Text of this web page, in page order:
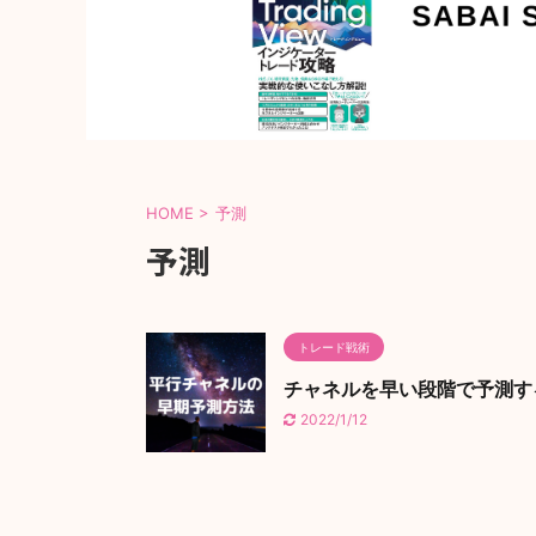
HOME > 予測
予測
トレード戦術
チャネルを早い段階で予測
2022/1/12